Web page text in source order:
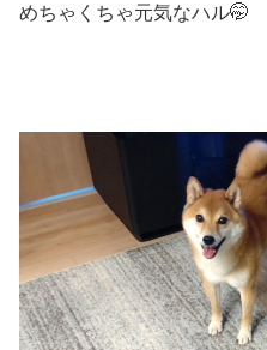
めちゃくちゃ元気なハル🤭